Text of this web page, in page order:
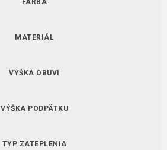
FARBA
MATERIÁL
VÝŠKA OBUVI
VÝŠKA PODPÄTKU
TYP ZATEPLENIA